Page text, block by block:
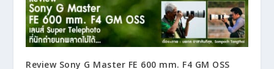
Review Sony G Master FE 600 mm. F4 GM OSS